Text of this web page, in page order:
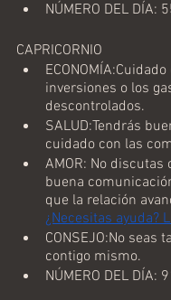
NÚMERO DEL DÍA:
CAPRICORNIO
inversiones o los
descontrolados.
SALUD:Tendrás
cuidado con las
AMOR: No discutas
buena
que la relación
¿Necesitas ayuda?
CONSEJO:No seas
contigo mismo.
NÚMERO DEL DÍA: